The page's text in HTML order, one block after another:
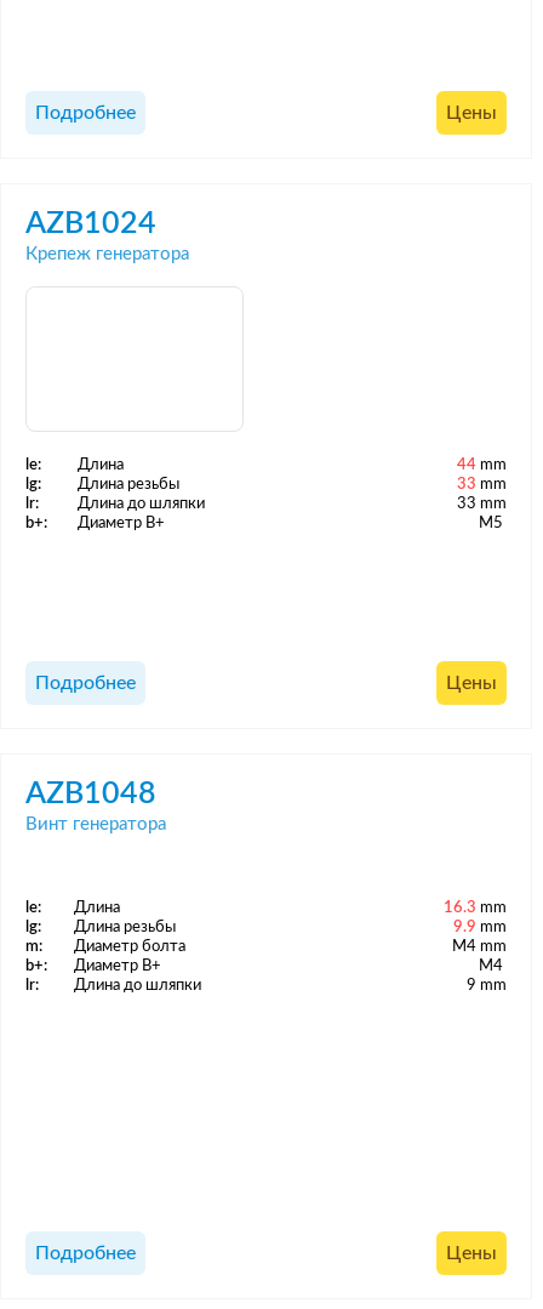
Подробнее Цены
AZB1024
Крепеж генератора
le: Длина 44 mm
lg:
Длина резьбы 33 mm
lr:
Длина до шляпки
33 mm
b+:
Диаметр B+ M5
Подробнее Цены
AZB1048
Винт генератора
le: Длина 16.3 mm
lg:
Длина резьбы 9.9 mm
m:
Диаметр болта
M4 mm
b+:
Диаметр B+
M4
lr:
Длина до шляпки 9 mm
Подробнее Цены